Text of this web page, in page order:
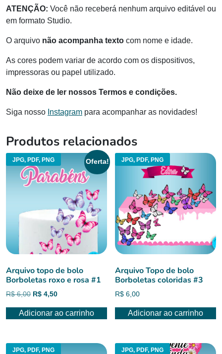
ATENÇÃO: Você não receberá nenhum arquivo editável ou
em formato Studio.
O arquivo não acompanha texto com nome e idade.
As cores podem variar de acordo com os dispositivos,
impressoras ou papel utilizado.
Não deixe de ler nossos Termos e condições.
Siga nosso Instagram para acompanhar as novidades!
Produtos relacionados
JPG, PDF, PNG Oferta!
Arquivo topo de bolo
Borboletas roxo e rosa #1
R$6,00 O
original
R$ 4,50O
atual
Adicionar ao carrinho
JPG, PDF, PNG
Arquivo Topo de bolo
Borboletas coloridas #3
R$ 6,00
Adicionar ao carrinho
JPG, PDF, PNG JPG, PDF, PNG